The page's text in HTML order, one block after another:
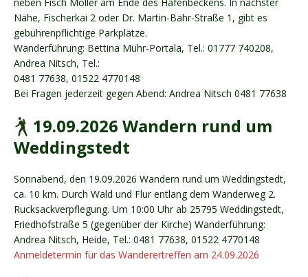
Nähe, Fischerkai 2 oder Dr. Martin-Bahr-Straße 1, gibt es
gebührenpflichtige Parkplätze.
Wanderführung: Bettina Mühr-Portala, Tel.: 01777 740208,
Andrea Nitsch, Tel.:
0481 77638, 01522 4770148
Bei Fragen jederzeit gegen Abend: Andrea Nitsch 0481 77638
19.09.2026 Wandern rund um
Weddingstedt
Sonnabend, den 19.09.2026 Wandern rund um Weddingstedt,
ca. 10 km. Durch Wald und Flur entlang dem Wanderweg 2.
Rucksackverpflegung. Um 10:00 Uhr ab 25795 Weddingstedt,
Friedhofstraße 5 (gegenüber der Kirche) Wanderführung:
Andrea Nitsch, Heide, Tel.: 0481 77638, 01522 4770148
Anmeldetermin für das Wanderertreffen am 24.09.2026